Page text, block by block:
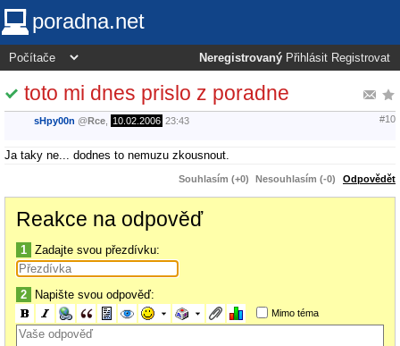
poradna.net
Neregistrovaný Přihlásit Registrovat
toto mi dnes prislo z poradne
sHpy00n @Rce 10.02.2006 23:43 #10
Ja taky ne... dodnes to nemuzu zkousnout.
Souhlasím (+0) Nesouhlasím (-0) Odpovědět
Reakce na odpověď
1 Zadajte svou přezdívku:
2 Napište svou odpověď:
Mimo téma